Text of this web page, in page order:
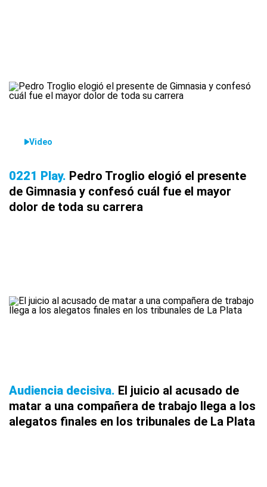
Video
0221 Play Pedro Troglio elogió el presente
de Gimnasia y confesó cuál fue el mayor
dolor de toda su carrera
Audiencia decisiva El juicio al acusado de
matar a una compañera de trabajo llega a los
alegatos finales en los tribunales de La Plata